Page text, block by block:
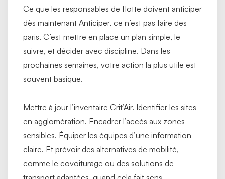
Ce que les responsables de flotte doivent anticiper
dès maintenant Anticiper, ce n’est pas faire des
paris. C’est mettre en place un plan simple, le
suivre, et décider avec discipline. Dans les
prochaines semaines, votre action la plus utile est
souvent basique.
Mettre à jour l’inventaire Crit’Air. Identifier les sites
en agglomération. Encadrer l’accès aux zones
sensibles. Équiper les équipes d’une information
claire. Et prévoir des alternatives de mobilité,
comme le covoiturage ou des solutions de